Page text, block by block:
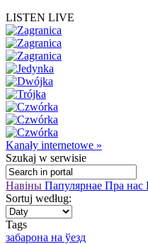
LISTEN LIVE
Kanały internetowe »
Szukaj w serwisie
Навіны Папулярнае Пра нас
Sortuj według:
Tags
забаронa на ўезд